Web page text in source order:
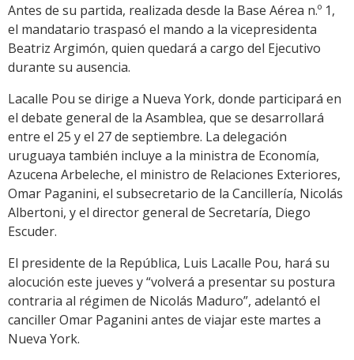
Antes de su partida, realizada desde la Base Aérea n.º 1,
el mandatario traspasó el mando a la vicepresidenta
Beatriz Argimón, quien quedará a cargo del Ejecutivo
durante su ausencia.
Lacalle Pou se dirige a Nueva York, donde participará en
el debate general de la Asamblea, que se desarrollará
entre el 25 y el 27 de septiembre. La delegación
uruguaya también incluye a la ministra de Economía,
Azucena Arbeleche, el ministro de Relaciones Exteriores,
Omar Paganini, el subsecretario de la Cancillería, Nicolás
Albertoni, y el director general de Secretaría, Diego
Escuder.
El presidente de la República, Luis Lacalle Pou, hará su
alocución este jueves y “volverá a presentar su postura
contraria al régimen de Nicolás Maduro”, adelantó el
canciller Omar Paganini antes de viajar este martes a
Nueva York.